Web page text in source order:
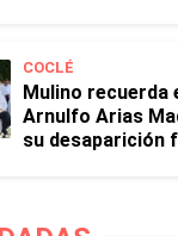
COCLÉ
Mulino recuerda
Arnulfo Arias
su desaparición